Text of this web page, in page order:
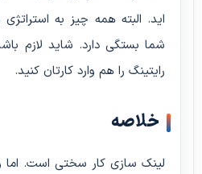
اید. البته همه چیز به
شما بستگی دارد. شاید لازم
رایتینگ را هم وارد کارتان کنید.
خلاصه
لینک سازی کار سختی است. اما